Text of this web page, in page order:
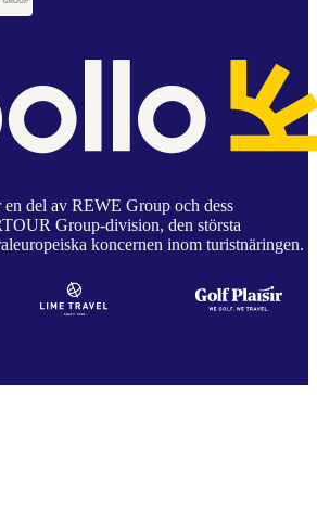
en del av REWE Group och dess
Group-division, den största
koncernen inom turistnäringen.